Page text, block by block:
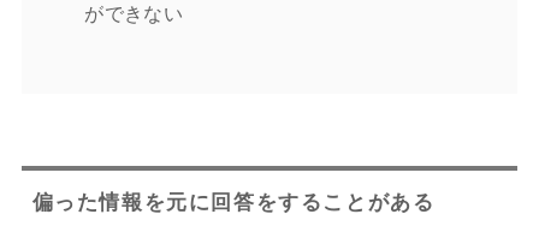
ができない
偏った情報を元に回答をすることがある